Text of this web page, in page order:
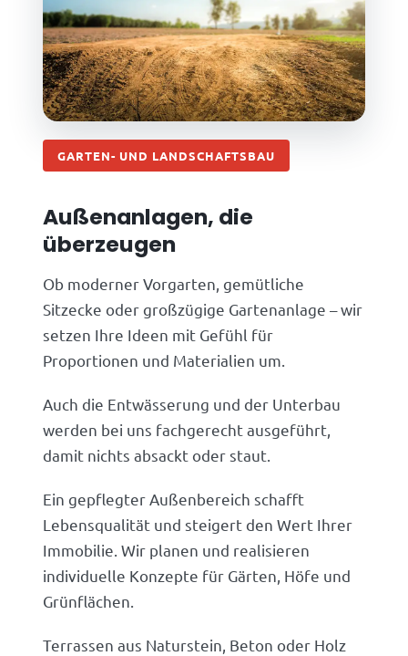
GARTEN- UND LANDSCHAFTSBAU
Außenanlagen, die
überzeugen
Ob moderner Vorgarten, gemütliche
Sitzecke oder großzügige Gartenanlage – wir
setzen Ihre Ideen mit Gefühl für
Proportionen und Materialien um.
Auch die Entwässerung und der Unterbau
werden bei uns fachgerecht ausgeführt,
damit nichts absackt oder staut.
Ein gepflegter Außenbereich schafft
Lebensqualität und steigert den Wert Ihrer
Immobilie. Wir planen und realisieren
individuelle Konzepte für Gärten, Höfe und
Grünflächen.
Terrassen aus Naturstein, Beton oder Holz